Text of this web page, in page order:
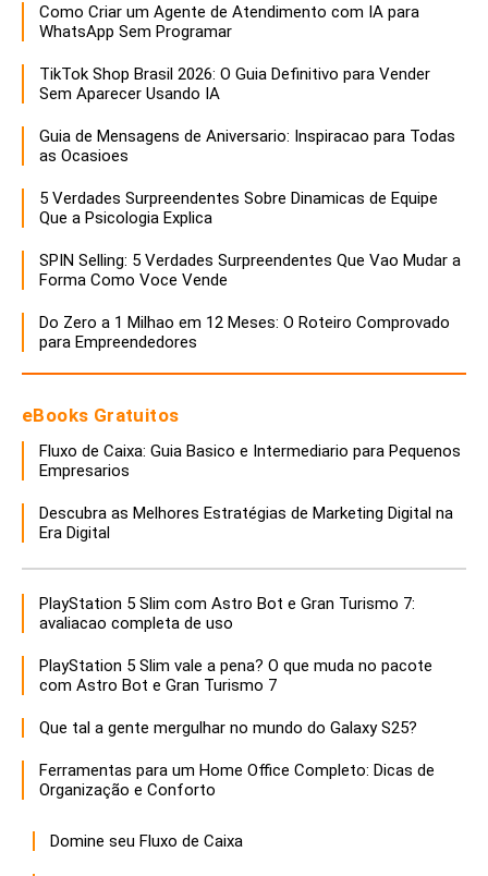
Como Criar um Agente de Atendimento com IA para
WhatsApp Sem Programar
TikTok Shop Brasil 2026: O Guia Definitivo para Vender
Sem Aparecer Usando IA
Guia de Mensagens de Aniversario: Inspiracao para Todas
as Ocasioes
5 Verdades Surpreendentes Sobre Dinamicas de Equipe
Que a Psicologia Explica
SPIN Selling: 5 Verdades Surpreendentes Que Vao Mudar a
Forma Como Voce Vende
Do Zero a 1 Milhao em 12 Meses: O Roteiro Comprovado
para Empreendedores
eBooks Gratuitos
Fluxo de Caixa: Guia Basico e Intermediario para Pequenos
Empresarios
Descubra as Melhores Estratégias de Marketing Digital na
Era Digital
PlayStation 5 Slim com Astro Bot e Gran Turismo 7:
avaliacao completa de uso
PlayStation 5 Slim vale a pena? O que muda no pacote
com Astro Bot e Gran Turismo 7
Que tal a gente mergulhar no mundo do Galaxy S25?
Ferramentas para um Home Office Completo: Dicas de
Organização e Conforto
Domine seu Fluxo de Caixa